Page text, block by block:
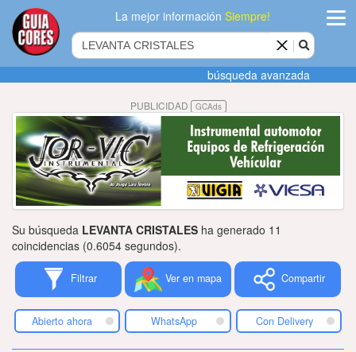
La mejor informaciónSiempre!
Agregar
empresa
Actualizar
datos
Publicidad
Tiendacores
Contactenos
búsqueda avanzada
PUBLICIDAD GCAds
Su búsqueda LEVANTA CRISTALES ha generado 11
coincidencias (0.6054 segundos).
Filtrar Ver en mapa Compartir
Abierto ahora WhatsApp Con Delivery